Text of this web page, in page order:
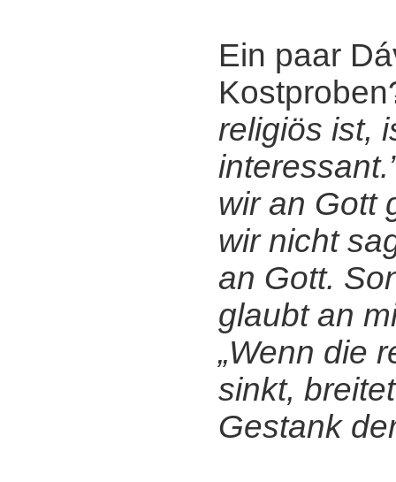
Ein paar
religiös ist,
wir an Gott
wir nicht
an Gott.
glaubt an
„Wenn die
sinkt,
Gestank